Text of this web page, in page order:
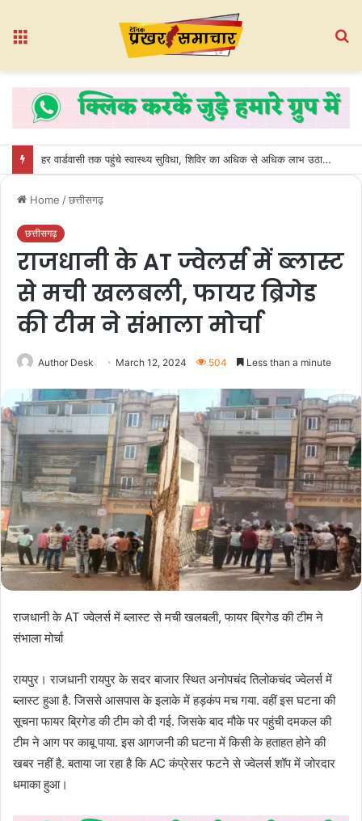
हर वार्डवासी तक पहुंचे स्वास्थ्य सुविधा, शिविर का अधिक से अधिक लाभ उठाएं : नीलेश लूनिया
Home /छत्तीसगढ़
छत्तीसगढ़
राजधानी के AT ज्वेलर्स में ब्लास्ट
से मची खलबली, फायर ब्रिगेड
की टीम ने संभाला मोर्चा
Author Desk March 12, 2024 504 Less than a minute
राजधानी के AT ज्वेलर्स में ब्लास्ट से मची खलबली, फायर ब्रिगेड की टीम ने
संभाला मोर्चा
रायपुर। राजधानी रायपुर के सदर बाजार स्थित अनोपचंद तिलोकचंद ज्वेलर्स में
ब्लास्ट हुआ है. जिससे आसपास के इलाके में हड़कंप मच गया. वहीं इस घटना की
सूचना फायर ब्रिगेड की टीम को दी गई. जिसके बाद मौके पर पहुंची दमकल की
टीम ने आग पर काबू पाया. इस आगजनी की घटना में किसी के हताहत होने की
खबर नहीं है. बताया जा रहा है कि AC कंप्रेसर फटने से ज्वेलर्स शॉप में जोरदार
धमाका हुआ।